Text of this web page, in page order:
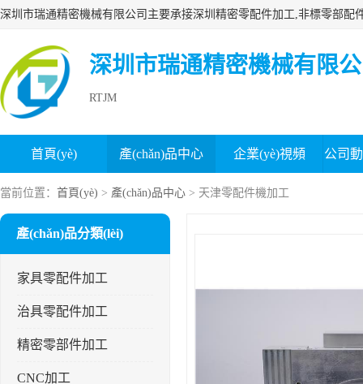
深圳市瑞通精密機械有限
RTJM
首頁(yè) 產(chǎn)品中心 企業(yè)視頻 公司
榮譽(yù)認證 企業(yè)文化 組織結構
當前位置： 首頁(yè) > 產(chǎn)品中心 > 天津零配件機加工
產(chǎn)品分類(lèi)
家具零配件加工
治具零配件加工
精密零部件加工
CNC加工